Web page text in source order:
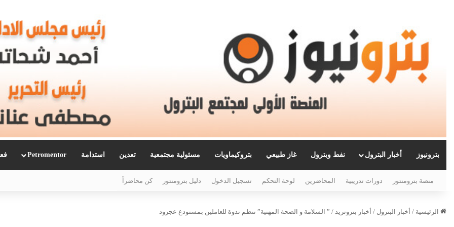
بترونيوز أخبار البترول نفط وبترول غاز طبيعي بتروكيماويات مسئولية مجتمعية تعدين استدامة Petromentor
منصة بترومنتور دورات تدريبية المحاضرين لوحة التحكم تسجيل الدخول دليل بترومنتور كن محاضراً
الرئيسية / أخبار البترول / أخبار بتروتريد / ” السلامة و الصحة المهنية” تنظم ندوة للعاملين بمستودع عجرود